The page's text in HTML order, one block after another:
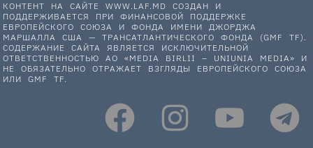
КОНТЕНТ НА САЙТЕ WWW.LAF.MD СОЗДАН И
ПОДДЕРЖИВАЕТСЯ ПРИ ФИНАНСОВОЙ ПОДДЕРЖКЕ
ЕВРОПЕЙСКОГО СОЮЗА И ФОНДА ИМЕНИ ДЖОРДЖА
МАРШАЛЛА США — ТРАНСАТЛАНТИЧЕСКОГО ФОНДА (GMF TF).
СОДЕРЖАНИЕ САЙТА ЯВЛЯЕТСЯ ИСКЛЮЧИТЕЛЬНОЙ
ОТВЕТСТВЕННОСТЬЮ АО «MEDIA BIRLII – UNIUNIA MEDIA» И
НЕ ОБЯЗАТЕЛЬНО ОТРАЖАЕТ ВЗГЛЯДЫ ЕВРОПЕЙСКОГО СОЮЗА
ИЛИ GMF TF.